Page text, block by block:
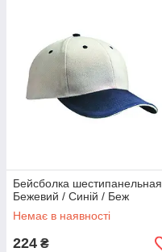
Бейсболка шестипанельная
Бежевий / Синій / Беж
Немає в наявності
224 ₴